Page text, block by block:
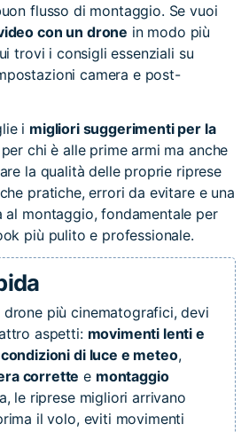
flusso di montaggio. Se vuoi
con un drone in modo più
trovi i consigli essenziali su
camera e post-
i migliori suggerimenti per la
per chi è alle prime armi ma anche
la qualità delle proprie riprese
pratiche, errori da evitare e una
montaggio, fondamentale per
più pulito e professionale.
più cinematografici, devi
aspetti: movimenti lenti e
di luce e meteo,
corrette e montaggio
le riprese migliori arrivano
il volo, eviti movimenti